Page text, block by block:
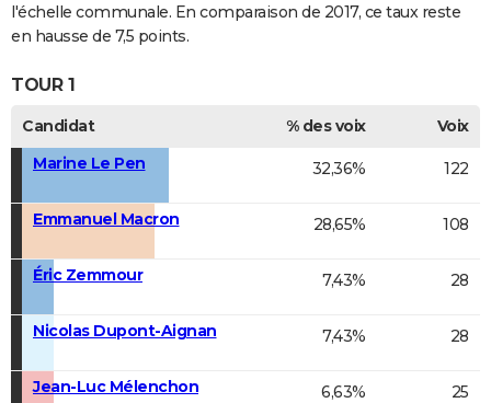
l'échelle communale. En comparaison de 2017, ce taux reste
en hausse de 7,5 points.
TOUR 1
Candidat % des voix
Voix
Marine Le Pen
32,36% 122
Emmanuel Macron 28,65% 108
Éric Zemmour 7,43% 28
Nicolas Dupont-Aignan 7,43% 28
Jean-Luc Mélenchon 6,63% 25